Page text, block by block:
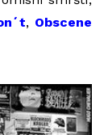
, Obscene